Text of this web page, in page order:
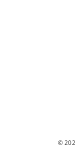
©